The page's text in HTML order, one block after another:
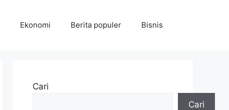
Ekonomi Berita populer Bisnis
Cari
Cari